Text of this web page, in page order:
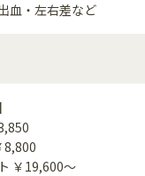
血・左右差など
8,800
￥19,600～